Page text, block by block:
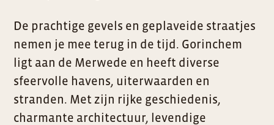
De prachtige gevels en geplaveide straatjes
nemen je mee terug in de tijd. Gorinchem
ligt aan de Merwede en heeft diverse
sfeervolle havens, uiterwaarden en
stranden. Met zijn rijke geschiedenis,
charmante architectuur, levendige